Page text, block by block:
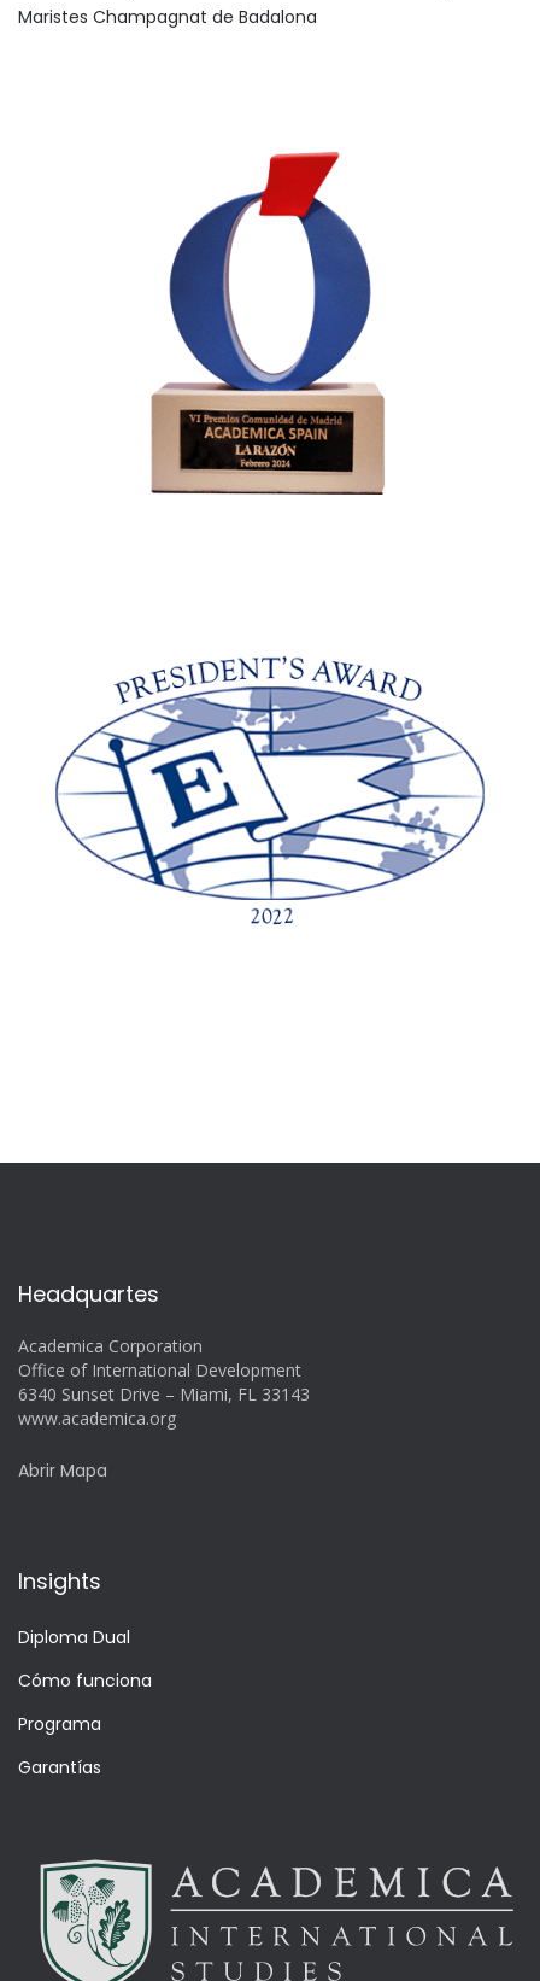
Maristes Champagnat de Badalona
Headquartes
Academica Corporation
Office of International Development
6340 Sunset Drive – Miami, FL 33143
www.academica.org
Abrir Mapa
Insights
Diploma Dual
Cómo funciona
Programa
Garantías